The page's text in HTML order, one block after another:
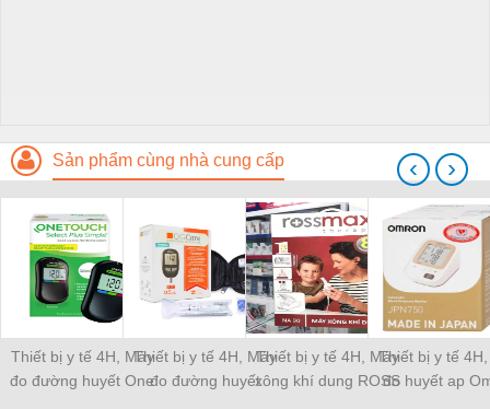
Sản phẩm cùng nhà cung cấp
Thiết bị y tế 4H, Máy
đo đường huyết One
Thiết bị y tế 4H, Máy
đo đường huyết
Thiết bị y tế 4H, Máy
xông khí dung ROSS
Thiết bị y tế
đo huyết ap
‹ ›